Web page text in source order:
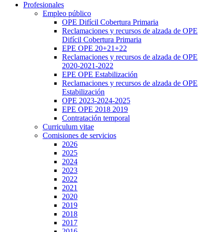
Profesionales
Empleo público
OPE Difícil Cobertura Primaria
Reclamaciones y recursos de alzada de OPE
Difícil Cobertura Primaria
EPE OPE 20+21+22
Reclamaciones y recursos de alzada de OPE
2020-2021-2022
EPE OPE Estabilización
Reclamaciones y recursos de alzada de OPE
Estabilización
OPE 2023-2024-2025
EPE OPE 2018 2019
Contratación temporal
Curriculum vitae
Comisiones de servicios
2026
2025
2024
2023
2022
2021
2020
2019
2018
2017